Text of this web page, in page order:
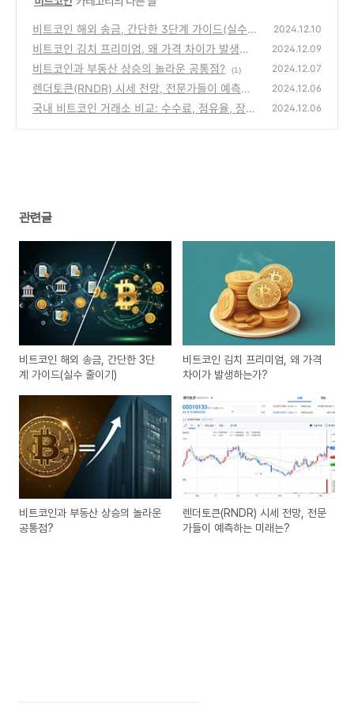
비트코인 해외 송금, 간단한 3단계 가이드(실수
줄이기)
(1)
2024.12.10
비트코인 김치 프리미엄, 왜 가격 차이가 발생하
는가?
(2)
2024.12.09
비트코인과 부동산 상승의 놀라운 공통점? (1) 2024.12.07
렌더토큰(RNDR) 시세 전망, 전문가들이 예측하
는 미래는?
(3)
2024.12.06
국내 비트코인 거래소 비교: 수수료, 점유율, 장단
2024.12.06
관련글
비트코인 해외 송금, 간단한 3단
계 가이드(실수 줄이기)
비트코인 김치 프리미엄, 왜 가격
차이가 발생하는가?
비트코인과 부동산 상승의 놀라운
공통점?
렌더토큰(RNDR) 시세 전망, 전문
가들이 예측하는 미래는?